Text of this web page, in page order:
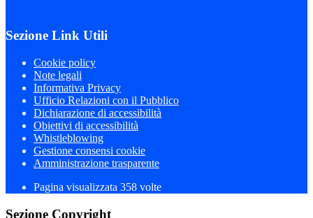
Sezione Link Utili
Cookie policy
Note legali
Informativa Privacy
Ufficio Relazioni con il Pubblico
Dichiarazione di accessibilità
Obiettivi di accessibilità
Whistleblowing
Gestione consensi cookie
Amministrazione trasparente
Pagina visualizzata 358 volte
Sezione Copyright